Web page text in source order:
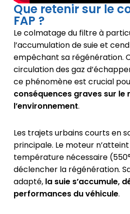
Que retenir sur le
FAP ?
Le colmatage du filtre à
l’accumulation de suie et
empêchant sa régénération.
circulation des gaz
ce phénomène est crucial
conséquences graves sur le
l’environnement.
Les trajets urbains courts en
principale. Le moteur
température nécessaire
déclencher la régénération.
adapté, la suie s’accumule,
performances du véhicule.